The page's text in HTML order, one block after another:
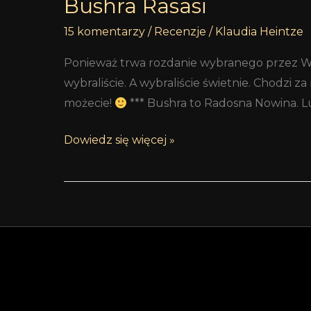
Bushra Rasasi
15 komentarzy / Recenzje / Klaudia Heintze
Ponieważ trwa rozdanie wybranego przez
wybraliście. A wybraliście świetnie. Chodzi
możecie!
*** Bushra to Radosna Nowina.
Dowiedz się więcej »